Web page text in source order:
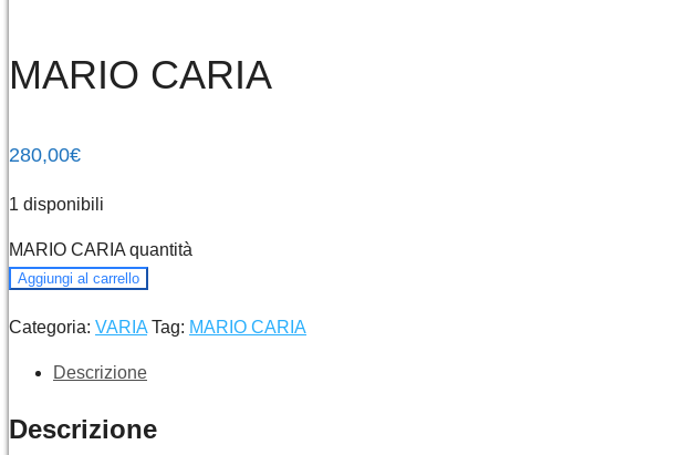
MARIO CARIA
280,00€
1 disponibili
MARIO CARIA quantità
Aggiungi al carrello
Categoria: VARIA Tag: MARIO CARIA
Descrizione
Descrizione